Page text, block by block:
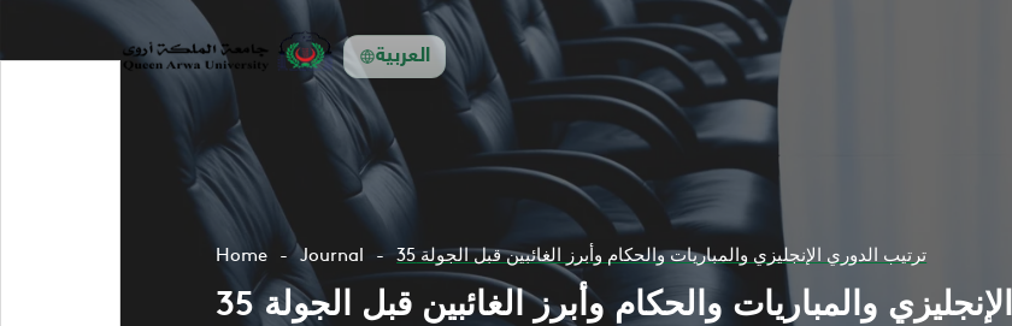
العربية
Home Journal ترتيب الدوري الإنجليزي والمباريات والحكام وأبرز الغائبين قبل الجولة 35
والمباريات والحكام وأبرز الغائبين قبل الجولة 35